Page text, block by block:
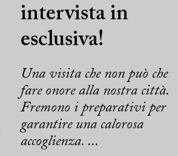
intervista in
esclusiva!
Una visita che non può che
fare onore alla nostra città.
Fremono i preparativi per
garantire una calorosa
accoglienza. ...